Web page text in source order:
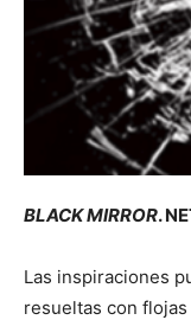
BLACK MIRROR.
Las inspiraciones
resueltas con